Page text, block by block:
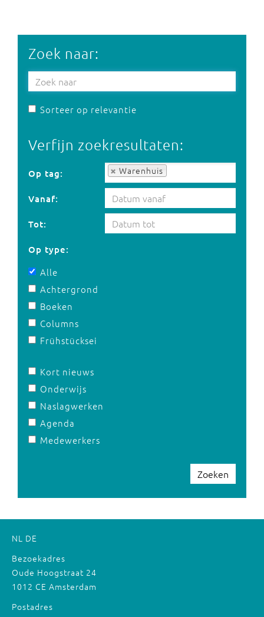
Zoek naar:
Sorteer op relevantie
Verfijn zoekresultaten:
Op tag: Warenhuis
Op tag:
Vanaf:
Tot:
Op type:
Alle
Achtergrond
Boeken
Columns
Frühstücksei
Kort nieuws
Onderwijs
Naslagwerken
Agenda
Medewerkers
Zoeken
NL DE
Bezoekadres
Oude Hoogstraat 24
1012 CE Amsterdam
Postadres